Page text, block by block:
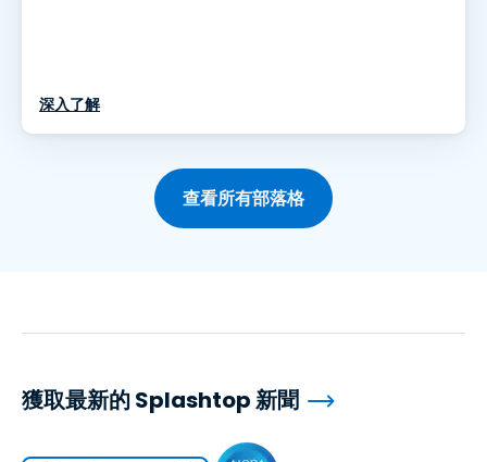
深入了解
查看所有部落格
獲取最新的 Splashtop 新聞